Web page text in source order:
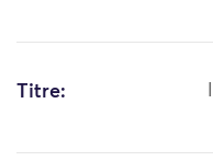
Titre: